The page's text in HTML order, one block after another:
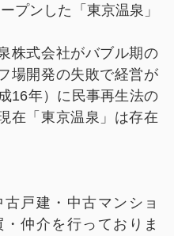
プンした「東京温泉」
株式会社がバブル期の
場開発の失敗で経営が
16年）に民事再生法の
在「東京温泉」は存在
戸建・中古マンショ
仲介を行っておりま